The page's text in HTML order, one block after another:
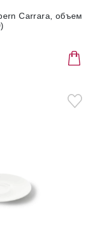
Carrara, объем